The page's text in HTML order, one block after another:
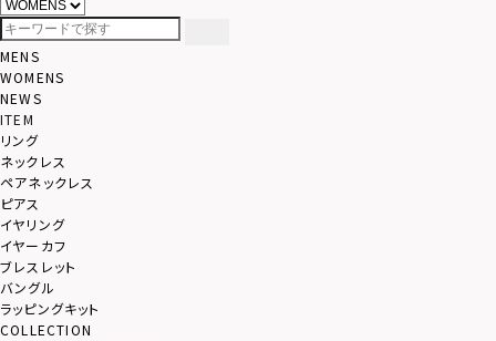
MENS
WOMENS
NEWS
ITEM
リング
ネックレス
ペアネックレス
ピアス
イヤリング
イヤーカフ
ブレスレット
バングル
ラッピングキット
COLLECTION